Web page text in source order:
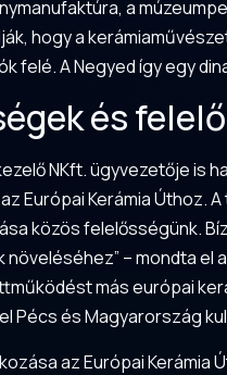
a
hogy a
A Negyed így egy
és
NKft. ügyvezetője
Európai Kerámia
közös felelősségünk.
– mondta el
más európai
Pécs és Magyarország
az Európai